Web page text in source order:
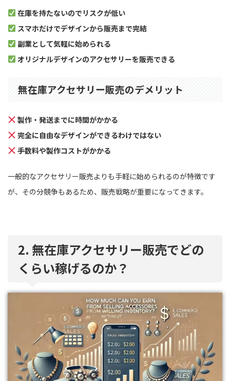
在庫を持たないのでリスクが低い
スマホだけでデザインから販売まで完結
副業として気軽に始められる
オリジナルデザインのアクセサリーを販売できる
無在庫アクセサリー販売のデメリット
製作・発送までに時間がかかる
完全に自由なデザインができるわけではない
手数料や製作コストがかかる
一般的なアクセサリー販売よりも手軽に始められるのが特徴です
が、その分競争もあるため、販売戦略が重要になってきます。
2. 無在庫アクセサリー販売でどの
くらい稼げるのか？